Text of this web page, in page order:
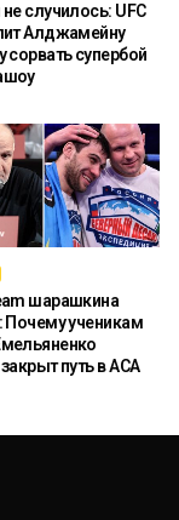
случилось: UFC
Алджамейну
сорвать супербой
шарашкина
Почему ученикам
путь в ACA